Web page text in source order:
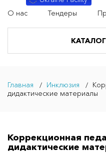
О нас
Тендеры
Главная Инклюзия
дидактические материалы
Коррекционная
дидактические